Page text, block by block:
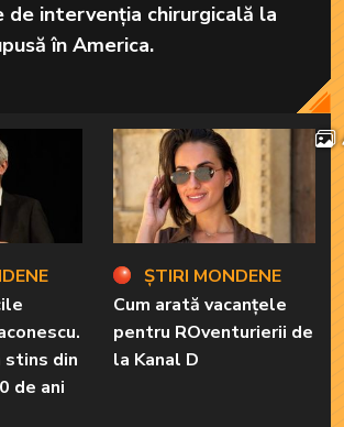
de intervenția chirurgicală la
în America.
din
de ani
ȘTIRI MONDENE
Cum arată vacanțele
pentru ROventurierii de
la Kanal D